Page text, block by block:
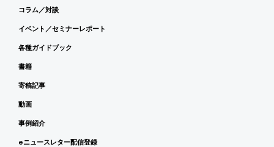
コラム／対談
イベント／セミナーレポート
各種ガイドブック
書籍
寄稿記事
動画
事例紹介
eニュースレター配信登録